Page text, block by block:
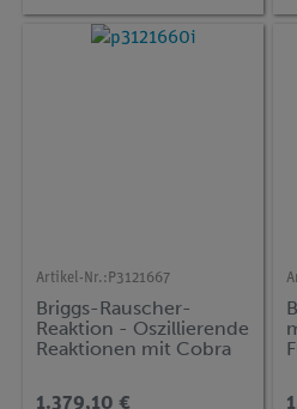
Artikel-Nr.: P3121667
Briggs-Rauscher-
Reaktion - Oszillierende
Reaktionen mit Cobra
1.379,10 €